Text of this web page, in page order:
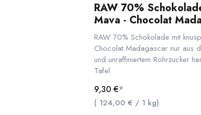
RAW 70%
Mava - Chocolat
RAW 70% Schokolade mit
Chocolat Madagascar nur aus
und unraffiniertem Rohrzucker
Tafel.
9,30 €*
( 124,00 € / 1 kg)